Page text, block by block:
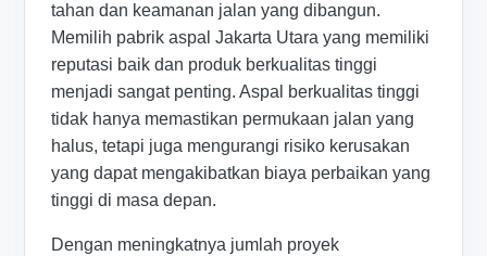
tahan dan keamanan jalan yang dibangun.
Memilih pabrik aspal Jakarta Utara yang memiliki
reputasi baik dan produk berkualitas tinggi
menjadi sangat penting. Aspal berkualitas tinggi
tidak hanya memastikan permukaan jalan yang
halus, tetapi juga mengurangi risiko kerusakan
yang dapat mengakibatkan biaya perbaikan yang
tinggi di masa depan.
Dengan meningkatnya jumlah proyek